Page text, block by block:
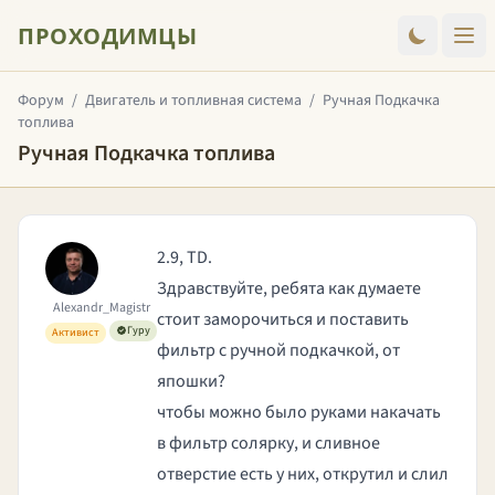
ПРОХОДИМЦЫ
Форум / Двигатель и топливная система / Ручная Подкачка
топлива
Ручная Подкачка топлива
Alexandr_Magistr
Активист Гуру
2.9, TD.
Здравствуйте, ребята как думаете
стоит заморочиться и поставить
фильтр с ручной подкачкой, от
япошки?
чтобы можно было руками накачать
в фильтр солярку, и сливное
отверстие есть у них, открутил и слил